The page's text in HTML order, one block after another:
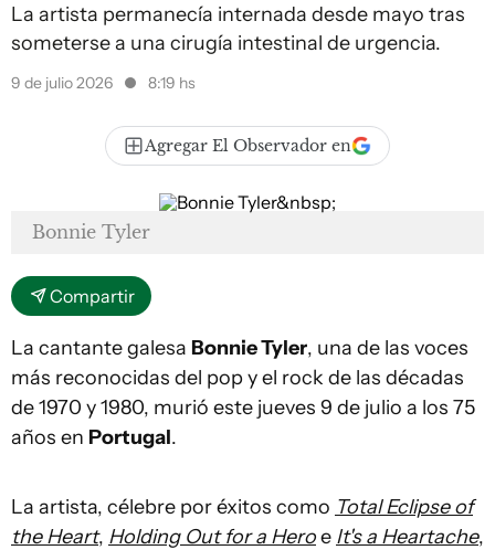
La artista permanecía internada desde mayo tras
someterse a una cirugía intestinal de urgencia.
9 de julio 2026 8:19 hs
Agregar El Observador en
Bonnie Tyler
Compartir
La cantante galesa Bonnie Tyler, una de las voces
más reconocidas del pop y el rock de las décadas
de 1970 y 1980, murió este jueves 9 de julio a los 75
años en Portugal.
La artista, célebre por éxitos como Total Eclipse of
the Heart, Holding Out for a Heroe It's a Heartache,